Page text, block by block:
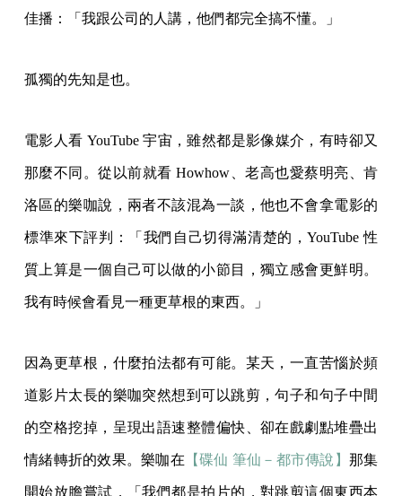
佳播：「我跟公司的人講，他們都完全搞不懂。」
孤獨的先知是也。
電影人看 YouTube 宇宙，雖然都是影像媒介，有時卻又
那麼不同。從以前就看 Howhow、老高也愛蔡明亮、肯
洛區的樂咖說，兩者不該混為一談，他也不會拿電影的
標準來下評判：「我們自己切得滿清楚的，YouTube 性
質上算是一個自己可以做的小節目，獨立感會更鮮明。
我有時候會看見一種更草根的東西。」
因為更草根，什麼拍法都有可能。某天，一直苦惱於頻
道影片太長的樂咖突然想到可以跳剪，句子和句子中間
的空格挖掉，呈現出語速整體偏快、卻在戲劇點堆疊出
情緒轉折的效果。樂咖在 【碟仙 筆仙－都市傳說】 那集
開始放膽嘗試，「我們都是拍片的，對跳剪這個東西本